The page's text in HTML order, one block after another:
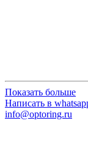
Показать больше
Написать в
info@optoring.ru